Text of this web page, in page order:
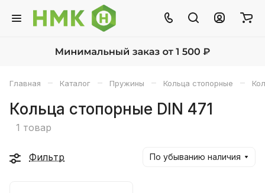
Главная – Каталог – Пружины – Кольца стопорные –
Кольца стопорные DIN 471
1 товар
Фильтр По убыванию наличия